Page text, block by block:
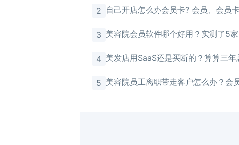
2 自己开店怎么办会员卡? 会员、会员
3 美容院会员软件哪个好用？实测了5
4 美发店用SaaS还是买断的？算算三年
5 美容院员工离职带走客户怎么办？会